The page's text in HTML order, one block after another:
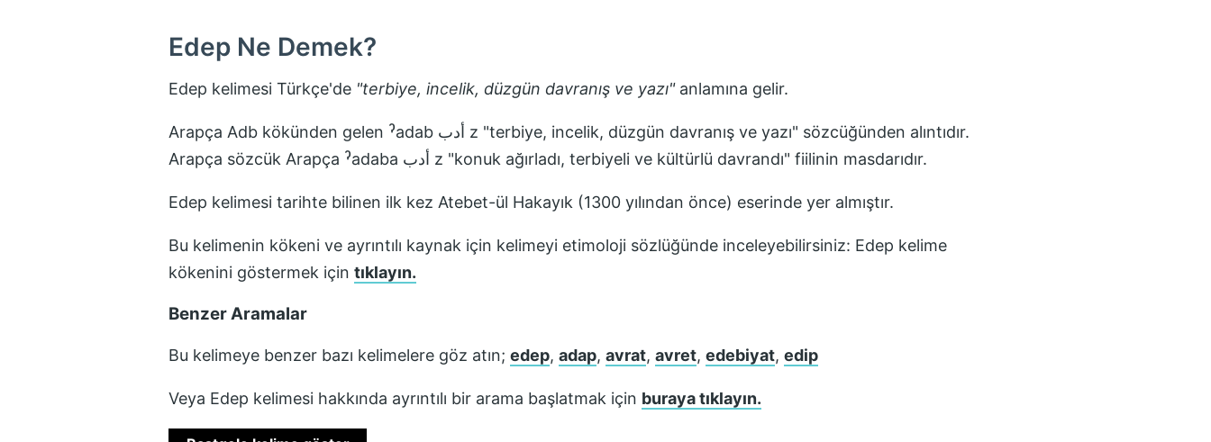
Edep Ne Demek?
Edep kelimesi Türkçe'de "terbiye, incelik, düzgün davranış ve yazı"anlamına gelir.
Arapça Adb kökünden gelen ˀadab أدب z "terbiye, incelik, düzgün davranış ve yazı" sözcüğünden alıntıdır.
Arapça sözcük Arapça ˀadaba أدب z "konuk ağırladı, terbiyeli ve kültürlü davrandı" fiilinin masdarıdır.
Edep kelimesi tarihte bilinen ilk kez Atebet-ül Hakayık (1300 yılından önce) eserinde yer almıştır.
Bu kelimenin kökeni ve ayrıntılı kaynak için kelimeyi etimoloji sözlüğünde inceleyebilirsiniz: Edep kelime
kökenini göstermek için tıklayın.
Benzer Aramalar
Bu kelimeye benzer bazı kelimelere göz atın; edep, adap, avrat, avret, edebiyat, edip
Veya Edep kelimesi hakkında ayrıntılı bir arama başlatmak için buraya tıklayın.